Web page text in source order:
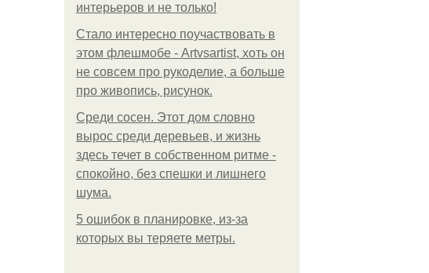
интерьеров и не только!
Стало интересно поучаствовать в
этом флешмобе - Artvsartist, хоть он
не совсем про рукоделие, а больше
про живопись, рисунок.
Среди сосен. Этот дом словно
вырос среди деревьев, и жизнь
здесь течет в собственном ритме -
спокойно, без спешки и лишнего
шума.
5 ошибок в планировке, из-за
которых вы теряете метры.